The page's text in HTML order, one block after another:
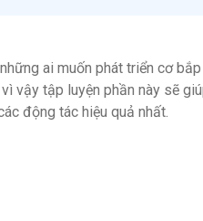
ai muốn phát triển cơ
vậy tập luyện phần này sẽ
động tác hiệu quả nhất.